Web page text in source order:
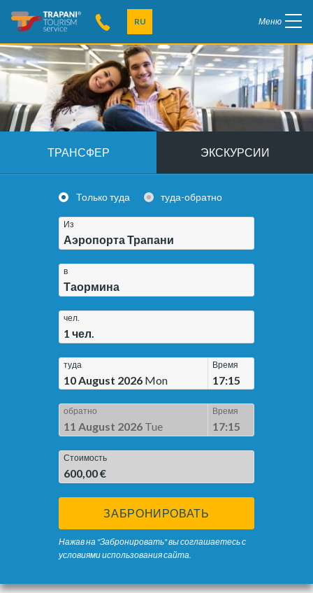
RU Меню
ТРАНСФЕР ЭКСКУРСИИ
Только туда туда-обратно
Из
Аэропорта Трапани
в
Таормина
чел.
1 чел.
туда
10 August 2026 Mon
Время
17:15
обратно
11 August 2026 Tue
Время
17:15
Стоимость
600,00 €
ЗАБРОНИРОВАТЬ
Нажав на "Забронировать" вы соглашаетесь с
условиями использования сайта.